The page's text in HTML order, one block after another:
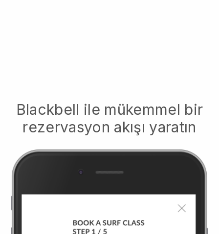
Blackbell ile mükemmel bir
rezervasyon akışı yaratın